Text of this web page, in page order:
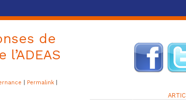
de
Permalink